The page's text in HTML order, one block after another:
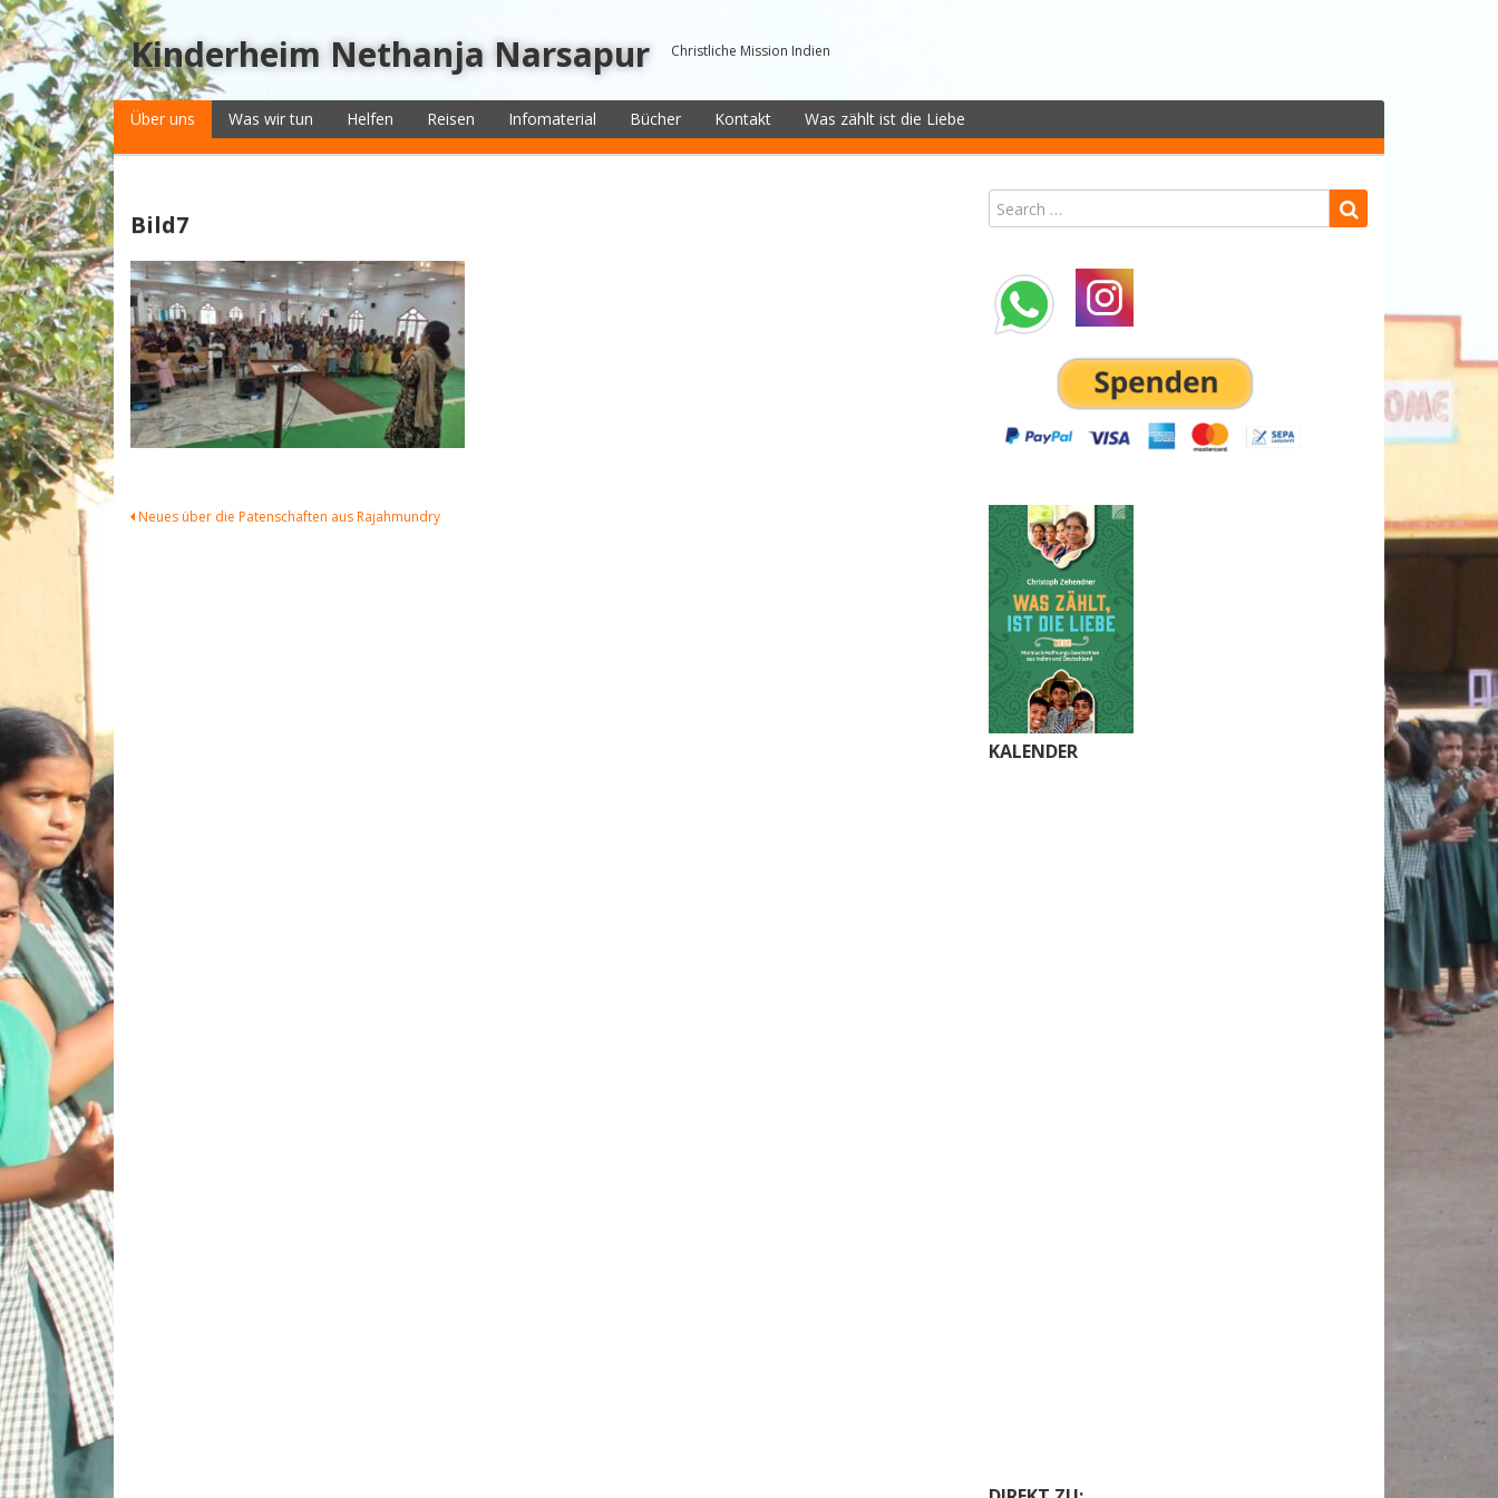
Kinderheim Nethanja Narsapur Christliche Mission Indien
Über uns Was wir tun Helfen Reisen Infomaterial Bücher Kontakt Was zählt ist die Liebe
Bild7
Beitragsnavigation
Neues über die Patenschaften aus Rajahmundry
KALENDER